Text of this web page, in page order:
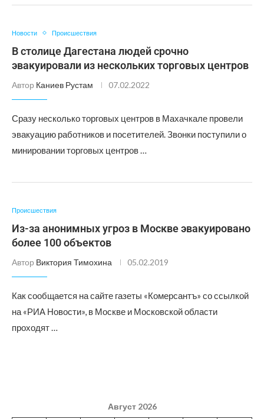
Новости Происшествия
В столице Дагестана людей срочно
эвакуировали из нескольких торговых центров
Автор Каниев Рустам 07.02.2022
Сразу несколько торговых центров в Махачкале провели
эвакуацию работников и посетителей. Звонки поступили о
минировании торговых центров …
Происшествия
Из-за анонимных угроз в Москве эвакуировано
более 100 объектов
Автор Виктория Тимохина 05.02.2019
Как сообщается на сайте газеты «Комерсантъ» со ссылкой
на «РИА Новости», в Москве и Московской области
проходят …
Август 2026